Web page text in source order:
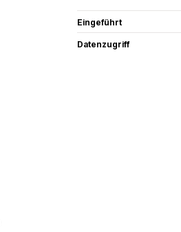
Eingeführt
Datenzugriff